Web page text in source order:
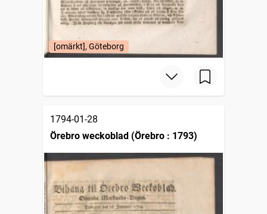
[omärkt], Göteborg
1794-01-28
Örebro weckoblad (Örebro : 1793)